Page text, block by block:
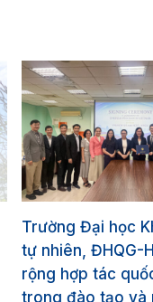
Trường Đại học
tự nhiên, ĐHQG-
rộng hợp tác
trong đào tạo và